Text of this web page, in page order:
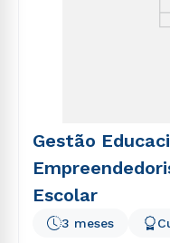
Gestão
Escolar
3 meses